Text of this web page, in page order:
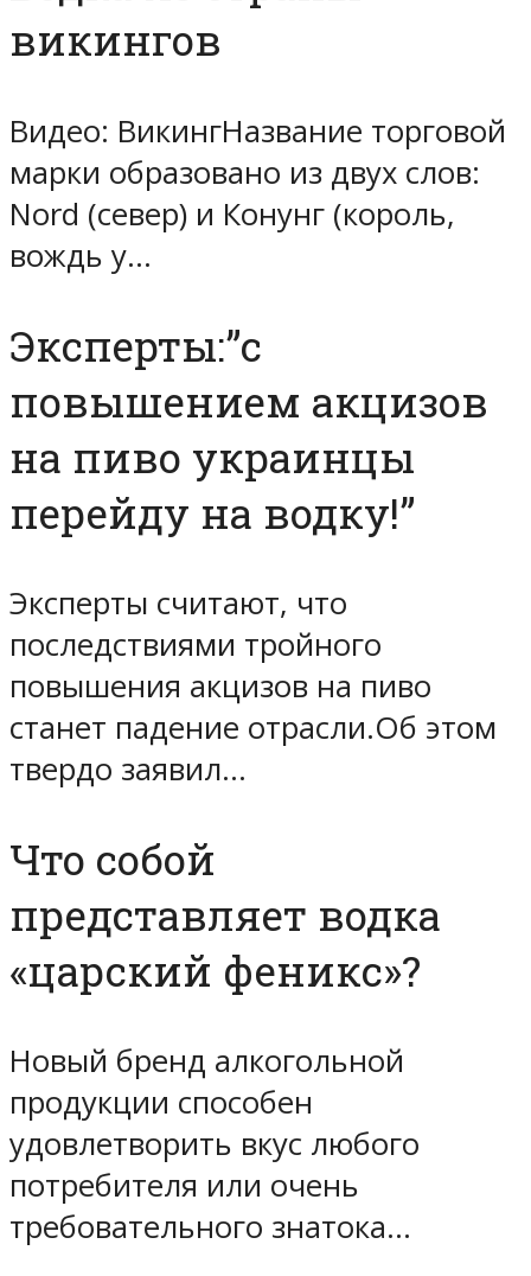
викингов
Видео: ВикингНазвание торговой
марки образовано из двух слов:
Nord (север) и Конунг (король,
вождь у…
Эксперты:”с
повышением акцизов
на пиво украинцы
перейду на водку!”
Эксперты считают, что
последствиями тройного
повышения акцизов на пиво
станет падение отрасли.Об этом
твердо заявил…
Что собой
представляет водка
«царский феникс»?
Новый бренд алкогольной
продукции способен
удовлетворить вкус любого
потребителя или очень
требовательного знатока…